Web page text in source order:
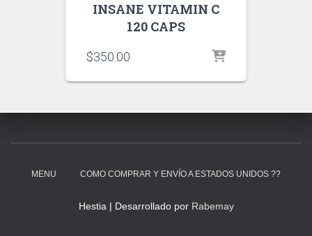
INSANE VITAMIN C
120 CAPS
$350.00
MENU COMO COMPRAR Y ENVÍO A ESTADOS UNIDOS ??
Hestia | Desarrollado por Rabemay